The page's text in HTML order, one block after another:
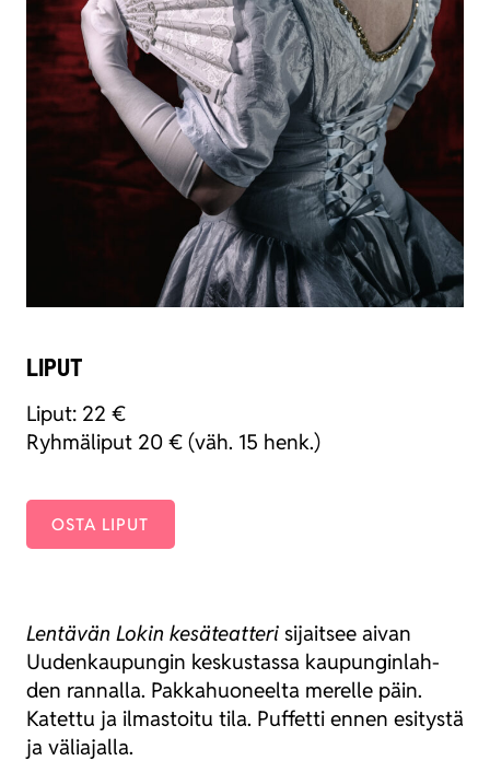
LIPUT
Liput: 22 €
Ryh­mä­li­put 20 € (väh. 15 henk.)
OSTA LIPUT
Len­tä­vän Lokin kesä­teat­te­ri sijait­see aivan
Uuden­kau­pun­gin kes­kus­tas­sa kau­pun­gin­lah­
den ran­nal­la. Pak­ka­huo­neel­ta merel­le päin.
Katet­tu ja ilmas­toi­tu tila. Puf­fet­ti ennen esi­tys­tä
ja välia­jal­la.